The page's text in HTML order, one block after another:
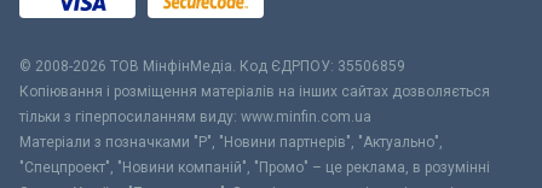
© 2008-2026 ТОВ МiнфiнМедiа. Код ЄДРПОУ: 35506859
Копіювання і розміщення матеріалів на інших сайтах дозволяється
тільки з гіперпосиланням виду: www.minfin.com.ua
Матеріали з позначками "Р", "Новини партнерів", "Актуально",
"Спецпроект", "Новини компаній", "Промо" – це реклама, в розумінні